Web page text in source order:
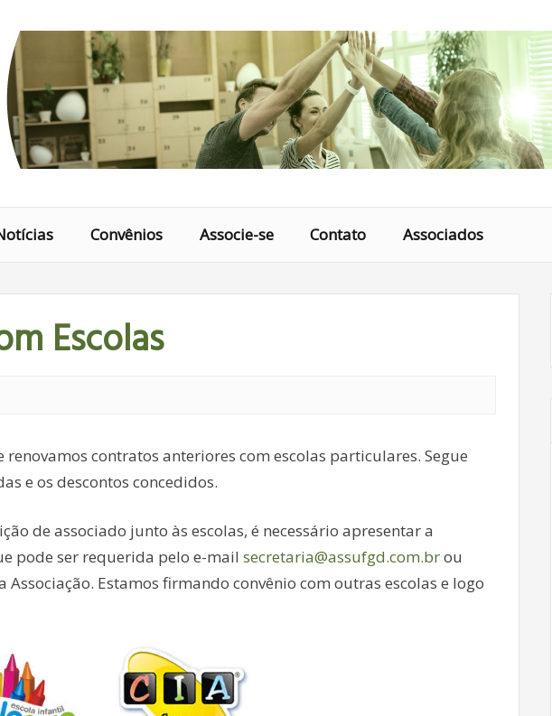
Convênios Associe-se Contato Associados
Escolas
renovamos contratos anteriores com escolas particulares. Segue
e os descontos concedidos.
de associado junto às escolas, é necessário apresentar a
pode ser requerida pelo e-mail secretaria@assufgd.com.brou
Estamos firmando convênio com outras escolas e logo